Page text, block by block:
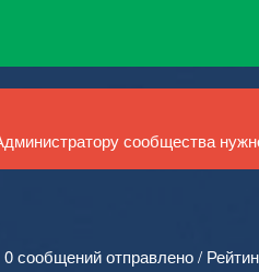
сообщества
0 сообщений отправлено /